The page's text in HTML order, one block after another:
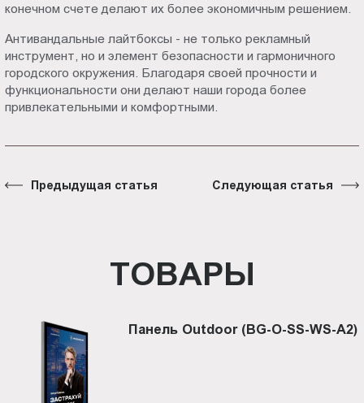
конечном счете делают их более экономичным решением.
Антивандальные лайтбоксы - не только рекламный
инструмент, но и элемент безопасности и гармоничного
городского окружения. Благодаря своей прочности и
функциональности они делают наши города более
привлекательными и комфортными.
Предыдущая статья Следующая статья
ТОВАРЫ
Панель Outdoor (BG-O-SS-WS-A2)